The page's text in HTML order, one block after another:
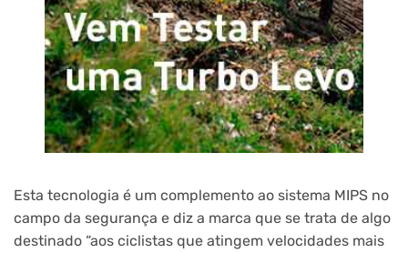
Esta tecnologia é um complemento ao sistema MIPS no
campo da segurança e diz a marca que se trata de algo
destinado “aos ciclistas que atingem velocidades mais